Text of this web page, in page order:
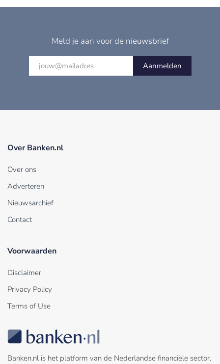
Meld je aan voor de nieuwsbrief
Aanmelden
Over Banken.nl
Over ons
Adverteren
Nieuwsarchief
Contact
Voorwaarden
Disclaimer
Privacy Policy
Terms of Use
Banken.nl is het platform van de Nederlandse financiële sector.